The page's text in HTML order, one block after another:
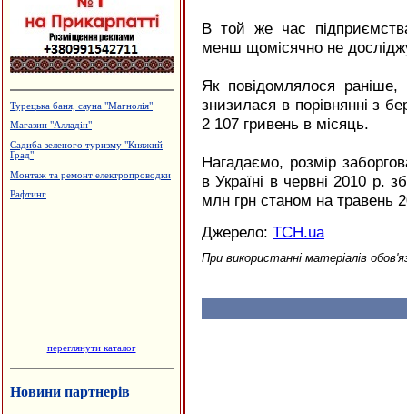
Турецька баня, сауна "Магнолія"
Магазин "Алладін"
Садиба зеленого туризму "Княжий
Град"
Монтаж та ремонт електропроводки
Рафтинг
переглянути каталог
Новини партнерів
В той же час
менш щомісячно не
Як повідомлялося раніше,
знизилася в порівнянні з
2 107 гривень в місяць.
Нагадаємо, розмір
в Україні в червні 2010 р.
млн грн станом на травень
Джерело: ТСН.ua
При використанні матеріалів